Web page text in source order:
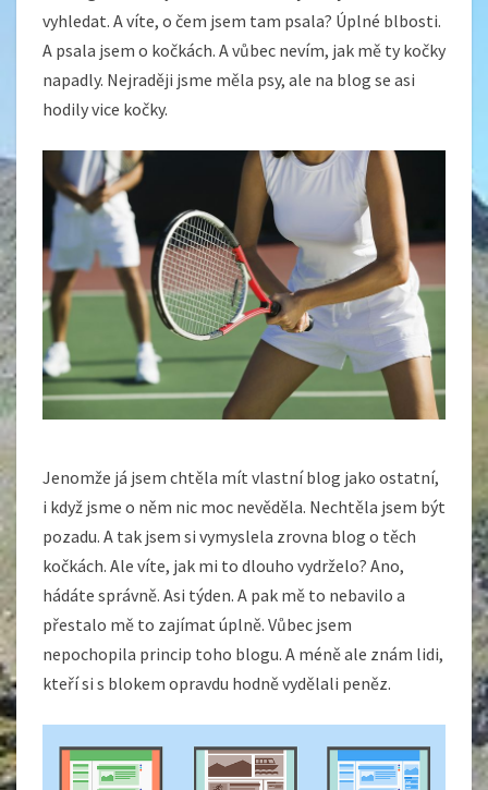
vyhledat. A víte, o čem jsem tam psala? Úplné blbosti.
A psala jsem o kočkách. A vůbec nevím, jak mě ty kočky
napadly. Nejraději jsme měla psy, ale na blog se asi
hodily vice kočky.
Jenomže já jsem chtěla mít vlastní blog jako ostatní,
i když jsme o něm nic moc nevěděla. Nechtěla jsem být
pozadu. A tak jsem si vymyslela zrovna blog o těch
kočkách. Ale víte, jak mi to dlouho vydrželo? Ano,
hádáte správně. Asi týden. A pak mě to nebavilo a
přestalo mě to zajímat úplně. Vůbec jsem
nepochopila princip toho blogu. A méně ale znám lidi,
kteří si s blokem opravdu hodně vydělali peněz.